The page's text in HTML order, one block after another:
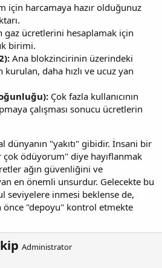
için harcamaya hazır olduğunuz
gaz ücretlerini hesaplamak için
birimi.
Ana blokzincirinin üzerindeki
daha hızlı ve ucuz yan
Çok fazla kullanıcının
çalışması sonucu ücretlerin
dünyanın "yakıtı" gibidir. İnsani bir
ödüyorum" diye hayıflanmak
ağın güvenliğini ve
en önemli unsurdur. Gelecekte bu
seviyelere inmesi beklense de,
"depoyu" kontrol etmekte
Administrator